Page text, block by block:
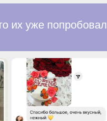
их уже попробовал